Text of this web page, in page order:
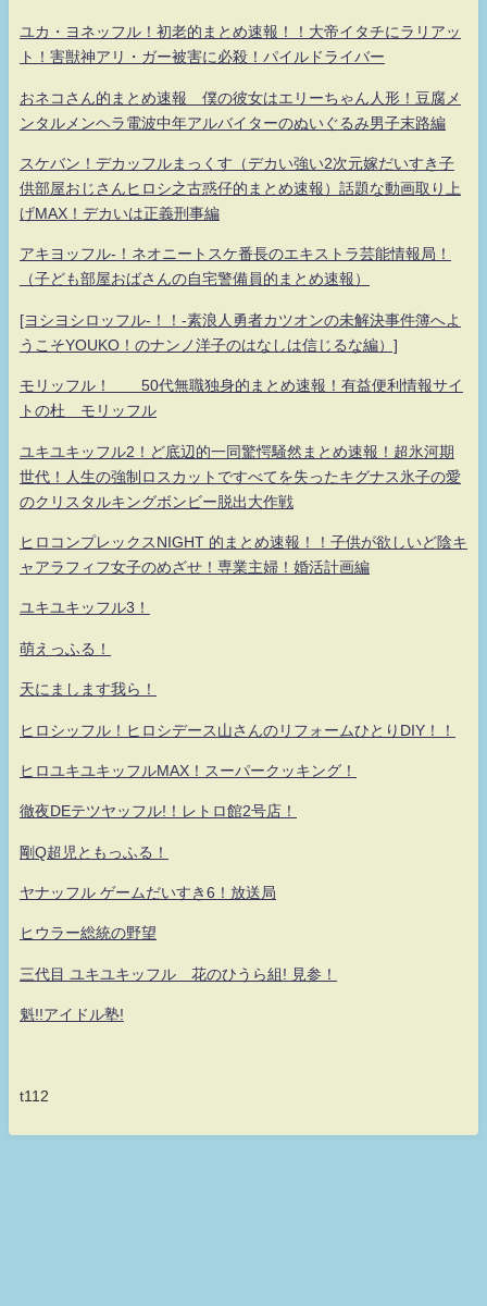
ユカ・ヨネッフル！初老的まとめ速報！！大帝イタチにラリアッ
ト！害獣神アリ・ガー被害に必殺！パイルドライバー
おネコさん的まとめ速報 僕の彼女はエリーちゃん人形！豆腐メ
ンタルメンヘラ電波中年アルバイターのぬいぐるみ男子末路編
スケバン！デカッフルまっくす（デカい強い2次元嫁だいすき子
供部屋おじさんヒロシ之古惑仔的まとめ速報）話題な動画取り上
げMAX！デカいは正義刑事編
アキヨッフル-！ネオニートスケ番長のエキストラ芸能情報局！
（子ども部屋おばさんの自宅警備員的まとめ速報）
[ヨシヨシロッフル-！！-素浪人勇者カツオンの未解決事件簿へよ
うこそYOUKO！のナンノ洋子のはなしは信じるな編）]
モリッフル！ 50代無職独身的まとめ速報！有益便利情報サイ
トの杜 モリッフル
ユキユキッフル2！ど底辺的一同驚愕騒然まとめ速報！超氷河期
世代！人生の強制ロスカットですべてを失ったキグナス氷子の愛
のクリスタルキングボンビー脱出大作戦
ヒロコンプレックスNIGHT 的まとめ速報！！子供が欲しいど陰キ
ャアラフィフ女子のめざせ！専業主婦！婚活計画編
ユキユキッフル3！
萌えっふる！
天にまします我ら！
ヒロシッフル！ヒロシデース山さんのリフォームひとりDIY！！
ヒロユキユキッフルMAX！スーパークッキング！
徹夜DEテツヤッフル!！レトロ館2号店！
剛Q超児ともっふる！
ヤナッフル ゲームだいすき6！放送局
ヒウラー総統の野望
三代目 ユキユキッフル 花のひうら組! 見参！
魁!!アイドル塾!
t112